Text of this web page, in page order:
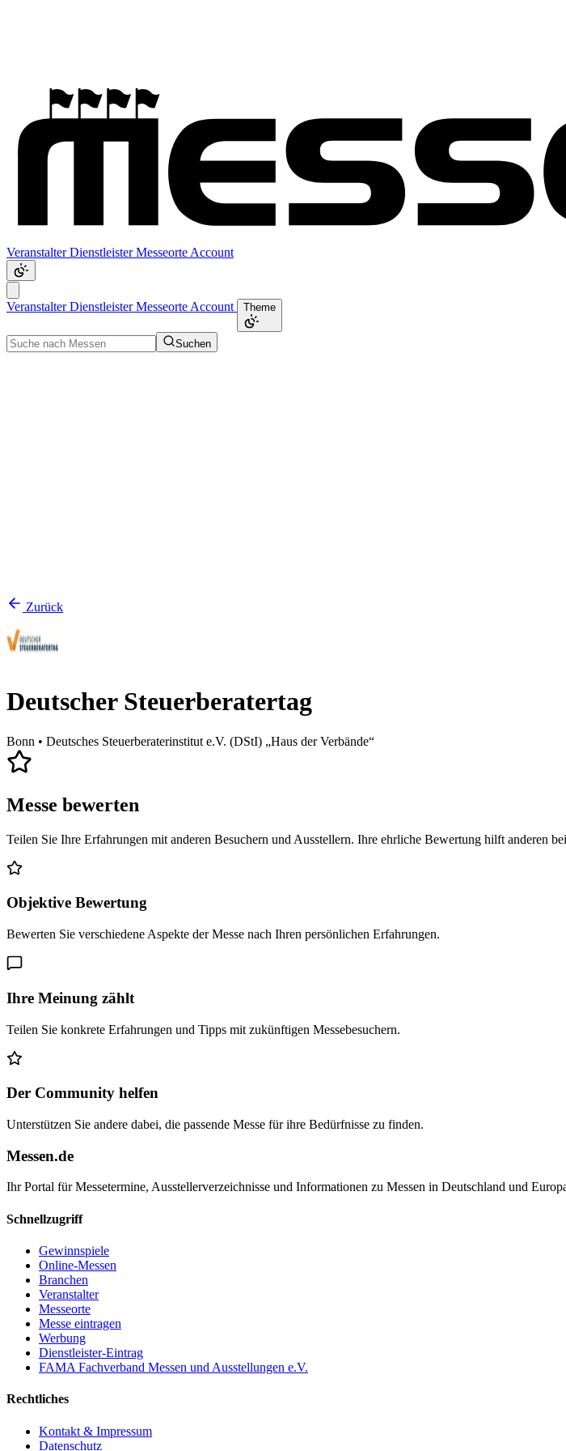
VeranstalterDienstleisterMesseorte Account
VeranstalterDienstleisterMesseorte Account Theme
Suchen
Zurück
Deutscher Steuerberatertag
Bonn • Deutsches Steuerberaterinstitut e.V. (DStI) „Haus der Verbände“
Messe bewerten
Teilen Sie Ihre Erfahrungen mit anderen Besuchern und Ausstellern. Ihre ehrliche Bewertung hilft anderen
Objektive Bewertung
Bewerten Sie verschiedene Aspekte der Messe nach Ihren persönlichen Erfahrungen.
Ihre Meinung zählt
Teilen Sie konkrete Erfahrungen und Tipps mit zukünftigen Messebesuchern.
Der Community helfen
Unterstützen Sie andere dabei, die passende Messe für ihre Bedürfnisse zu finden.
Messen.de
Ihr Portal für Messetermine, Ausstellerverzeichnisse und Informationen zu Messen in Deutschland und
Schnellzugriff
Gewinnspiele
Online-Messen
Branchen
Veranstalter
Messeorte
Messe eintragen
Werbung
Dienstleister-Eintrag
FAMA Fachverband Messen und Ausstellungen e.V.
Rechtliches
Kontakt & Impressum
Datenschutz